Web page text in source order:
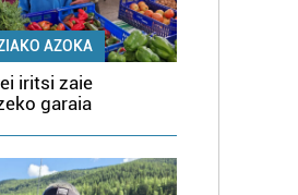
AZOKA
iritsi zaie
garaia